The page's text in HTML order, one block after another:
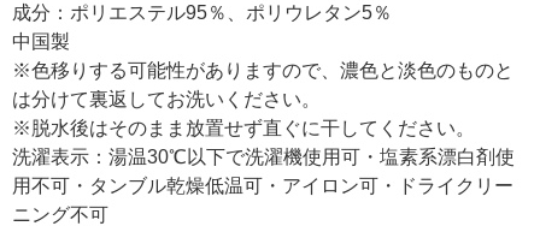
成分：ポリエステル95％、ポリウレタン5％
中国製
※色移りする可能性がありますので、濃色と淡色のものと
は分けて裏返してお洗いください。
※脱水後はそのまま放置せず直ぐに干してください。
洗濯表示：湯温30℃以下で洗濯機使用可・塩素系漂白剤使
用不可・タンブル乾燥低温可・アイロン可・ドライクリー
ニング不可